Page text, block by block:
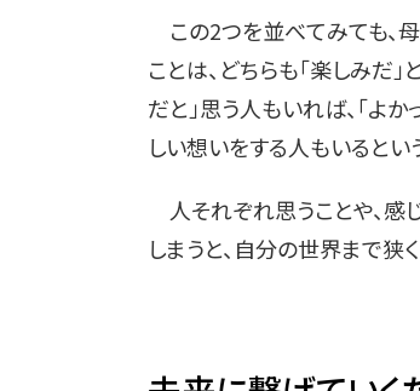
この2つを並べてみても、
ことは、どちらも「楽しみだ
だと」思う人もいれば、「よ
しい想いをする人もいるとい
人それぞれ思うことや、感
しまうと、自分の世界まで狭